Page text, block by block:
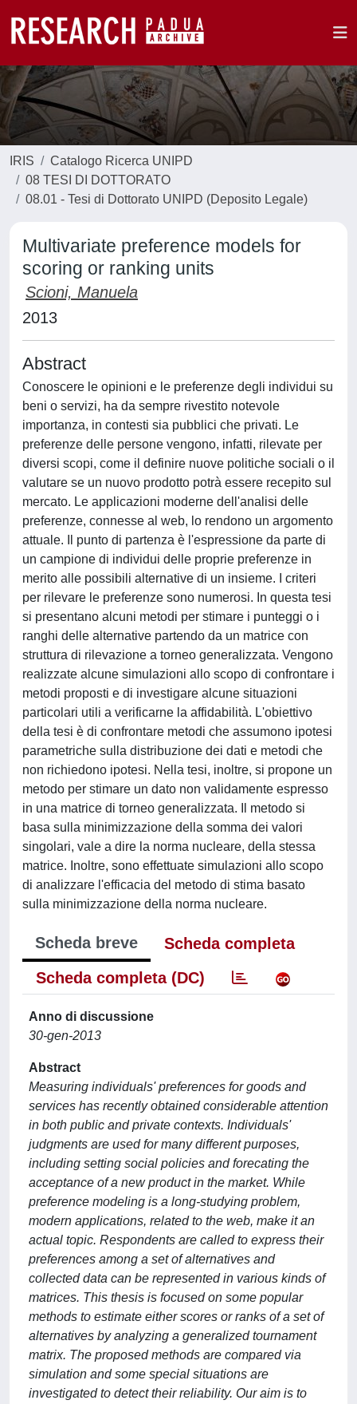
IRIS
Catalogo Ricerca UNIPD
08 TESI DI DOTTORATO
08.01 - Tesi di Dottorato UNIPD (Deposito Legale)
Multivariate preference models for
scoring or ranking units
Scioni, Manuela
2013
Abstract
Conoscere le opinioni e le preferenze degli individui su
beni o servizi, ha da sempre rivestito notevole
importanza, in contesti sia pubblici che privati. Le
preferenze delle persone vengono, infatti, rilevate per
diversi scopi, come il definire nuove politiche sociali o il
valutare se un nuovo prodotto potrà essere recepito sul
mercato. Le applicazioni moderne dell'analisi delle
preferenze, connesse al web, lo rendono un argomento
attuale. Il punto di partenza è l'espressione da parte di
un campione di individui delle proprie preferenze in
merito alle possibili alternative di un insieme. I criteri
per rilevare le preferenze sono numerosi. In questa tesi
si presentano alcuni metodi per stimare i punteggi o i
ranghi delle alternative partendo da un matrice con
struttura di rilevazione a torneo generalizzata. Vengono
realizzate alcune simulazioni allo scopo di confrontare i
metodi proposti e di investigare alcune situazioni
particolari utili a verificarne la affidabilità. L'obiettivo
della tesi è di confrontare metodi che assumono ipotesi
parametriche sulla distribuzione dei dati e metodi che
non richiedono ipotesi. Nella tesi, inoltre, si propone un
metodo per stimare un dato non validamente espresso
in una matrice di torneo generalizzata. Il metodo si
basa sulla minimizzazione della somma dei valori
singolari, vale a dire la norma nucleare, della stessa
matrice. Inoltre, sono effettuate simulazioni allo scopo
di analizzare l'efficacia del metodo di stima basato
sulla minimizzazione della norma nucleare.
Scheda breve
Scheda completa
Scheda completa (DC)
Anno di discussione
30-gen-2013
Abstract
Measuring individuals' preferences for goods and
services has recently obtained considerable attention
in both public and private contexts. Individuals'
judgments are used for many different purposes,
including setting social policies and forecating the
acceptance of a new product in the market. While
preference modeling is a long-studying problem,
modern applications, related to the web, make it an
actual topic. Respondents are called to express their
preferences among a set of alternatives and
collected data can be represented in various kinds of
matrices. This thesis is focused on some popular
methods to estimate either scores or ranks of a set of
alternatives by analyzing a generalized tournament
matrix. The proposed methods are compared via
simulation and some special situations are
investigated to detect their reliability. Our aim is to